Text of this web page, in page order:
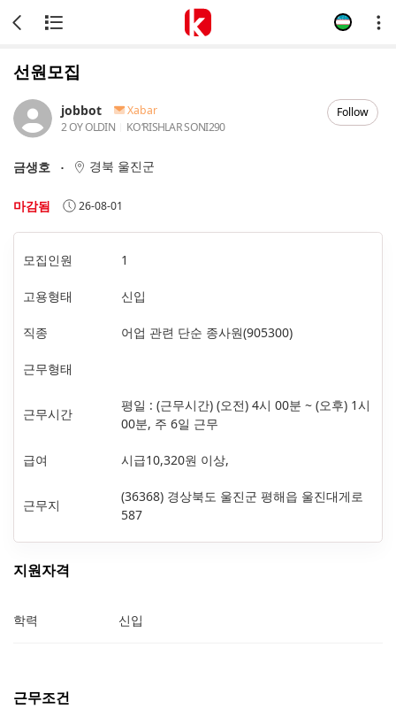
선원모집
jobbot
Xabar
2 OY OLDIN
KOʻRISHLAR SONI290
Follow
금생호 경북 울진군
마감됨 26-08-01
모집인원 1
고용형태 신입
직종 어업 관련 단순 종사원(905300)
근무형태
근무시간
평일 : (근무시간) (오전) 4시 00분 ~ (오후) 1시
00분, 주 6일 근무
급여 시급10,320원 이상,
근무지
(36368) 경상북도 울진군 평해읍 울진대게로
587
지원자격
학력 신입
근무조건